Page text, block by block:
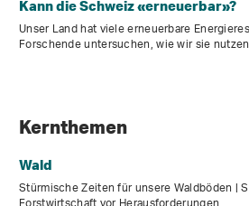
Kann die Schweiz «erneuerbar»?
Unser Land hat viele erneuerbare
Forschende untersuchen, wie wir sie
Kernthemen
Wald
Stürmische Zeiten für unsere Waldböden |